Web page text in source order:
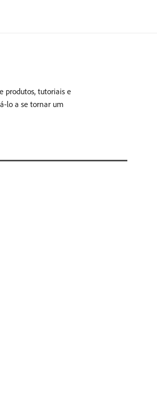
produtos, tutoriais e
lo a se tornar um